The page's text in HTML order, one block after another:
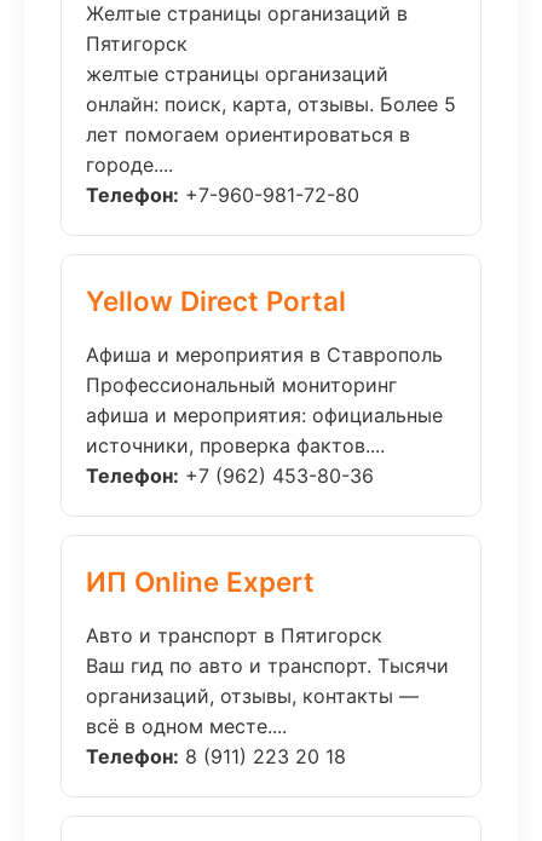
Желтые страницы организаций в
Пятигорск
желтые страницы организаций
онлайн: поиск, карта, отзывы. Более 5
лет помогаем ориентироваться в
городе....
Телефон: +7-960-981-72-80
Yellow Direct Portal
Афиша и мероприятия в Ставрополь
Профессиональный мониторинг
афиша и мероприятия: официальные
источники, проверка фактов....
Телефон: +7 (962) 453-80-36
ИП Online Expert
Авто и транспорт в Пятигорск
Ваш гид по авто и транспорт. Тысячи
организаций, отзывы, контакты —
всё в одном месте....
Телефон: 8 (911) 223 20 18